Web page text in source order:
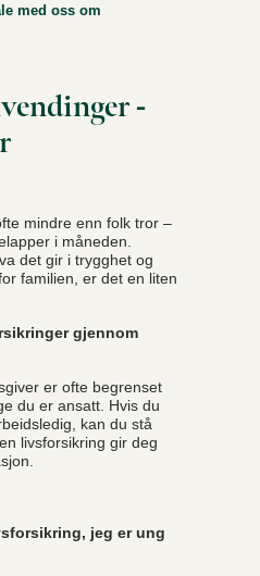
med oss om
-
mindre enn folk tror –
i måneden.
det gir i trygghet og
familien, er det en liten
gjennom
er ofte begrenset
du er ansatt. Hvis du
kan du stå
livsforsikring gir deg
jeg er ung